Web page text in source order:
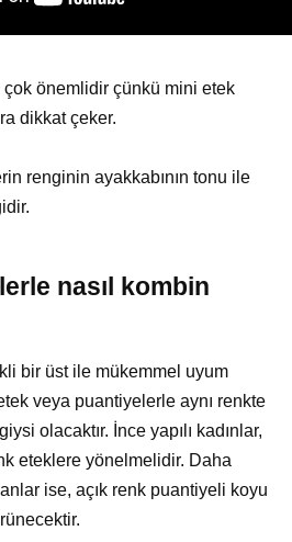
çok önemlidir çünkü mini etek
dikkat çeker.
renginin ayakkabının tonu ile
nasıl kombin
bir üst ile mükemmel uyum
veya puantiyelerle aynı renkte
olacaktır. İnce yapılı kadınlar,
eteklere yönelmelidir. Daha
ise, açık renk puantiyeli koyu